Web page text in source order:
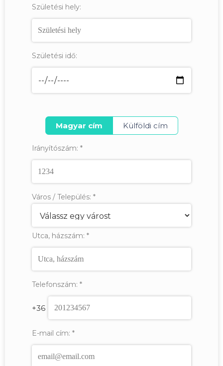
Születési hely:
Születési idő:
Magyar cím Külföldi cím
Irányítószám: *
Város / Település: *
Utca, házszám: *
Telefonszám: *
+36
E-mail cím: *